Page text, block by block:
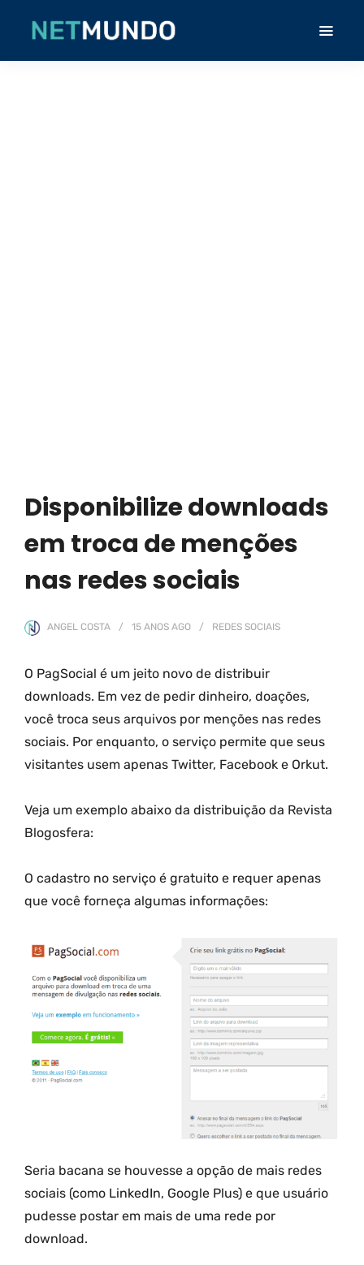
Disponibilize downloads
em troca de menções
nas redes sociais
ANGEL COSTA 15 ANOS AGO REDES SOCIAIS
O PagSocial é um jeito novo de distribuir
downloads. Em vez de pedir dinheiro, doações,
você troca seus arquivos por menções nas redes
sociais. Por enquanto, o serviço permite que seus
visitantes usem apenas Twitter, Facebook e Orkut.
Veja um exemplo abaixo da distribuição da Revista
Blogosfera:
O cadastro no serviço é gratuito e requer apenas
que você forneça algumas informações:
Seria bacana se houvesse a opção de mais redes
sociais (como LinkedIn, Google Plus) e que usuário
pudesse postar em mais de uma rede por
download.